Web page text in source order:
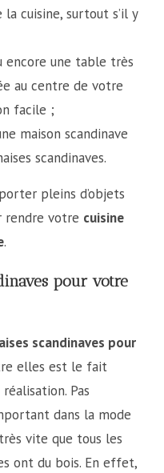
cuisine, surtout s’il y
encore une table très
au centre de votre
facile ;
maison scandinave
scandinaves.
pleins d’objets
rendre votre cuisine
.
pour votre
scandinaves pour
elles est le fait
Pas
dans la mode
vite que tous les
ont du bois. En effet,